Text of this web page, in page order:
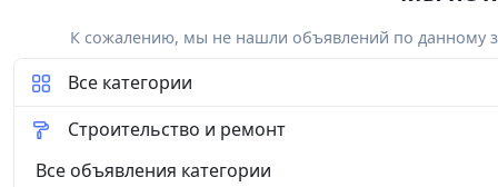
К сожалению, мы не нашли объявлений по данному
Все категории
Строительство и ремонт
Все объявления категории